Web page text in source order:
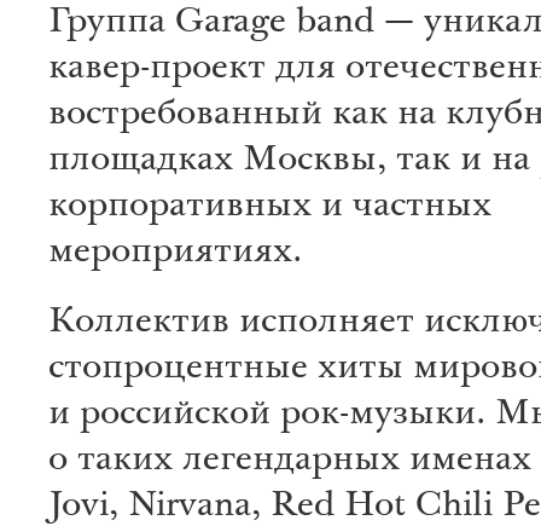
Группа Garage band —
кавер-проект для
востребованный как на
площадках Москвы, так и на
корпоративных и частных
мероприятиях.
Коллектив исполняет
стопроцентные хиты
и российской рок-музыки.
о таких легендарных именах
Jovi, Nirvana, Red Hot Chili